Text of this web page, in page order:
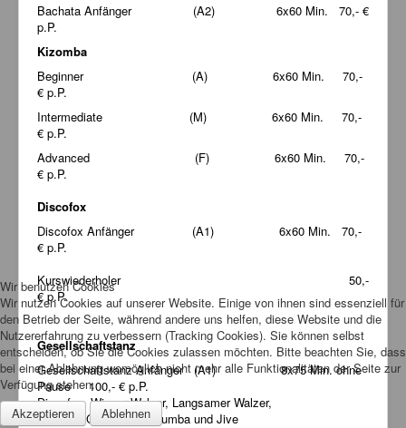
Bachata Anfänger (A2) 6x60 Min. 70,- €
p.P.
Kizomba
Beginner (A) 6x60 Min. 70,-
€ p.P.
Intermediate (M) 6x60 Min. 70,-
€ p.P.
Advanced (F) 6x60 Min. 70,-
€ p.P.
Discofox
Discofox Anfänger (A1) 6x60 Min. 70,-
€ p.P.
Kurswiederholer 50,-
€ p.P.
Gesellschaftstanz
Gesellschaftstanz Anfänger (A1) 8x75 Min. ohne
Pause 100,- € p.P.
Discofox, Wiener Walzer, Langsamer Walzer,
Cha Cha Cha, Tango, Rumba und Jive
Wir benutzen Cookies
Wir nutzen Cookies auf unserer Website. Einige von ihnen sind essenziell für
den Betrieb der Seite, während andere uns helfen, diese Website und die
Nutzererfahrung zu verbessern (Tracking Cookies). Sie können selbst
entscheiden, ob Sie die Cookies zulassen möchten. Bitte beachten Sie, dass
bei einer Ablehnung womöglich nicht mehr alle Funktionalitäten der Seite zur
Verfügung stehen.
Akzeptieren
Ablehnen